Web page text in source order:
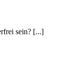
sein? [...]